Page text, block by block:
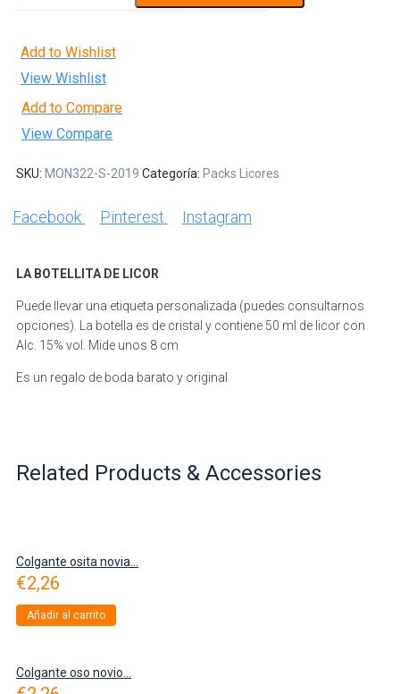
Add to Wishlist
View Wishlist
Add to Compare
View Compare
SKU: MON322-S-2019 Categoría: Packs Licores
Facebook Pinterest Instagram
LA BOTELLITA DE LICOR
Puede llevar una etiqueta personalizada (puedes consultarnos
opciones). La botella es de cristal y contiene 50 ml de licor con
Alc. 15% vol. Mide unos 8 cm
Es un regalo de boda barato y original
Related Products & Accessories
Colgante osita novia...
€2,26
Añadir al carrito
Colgante oso novio...